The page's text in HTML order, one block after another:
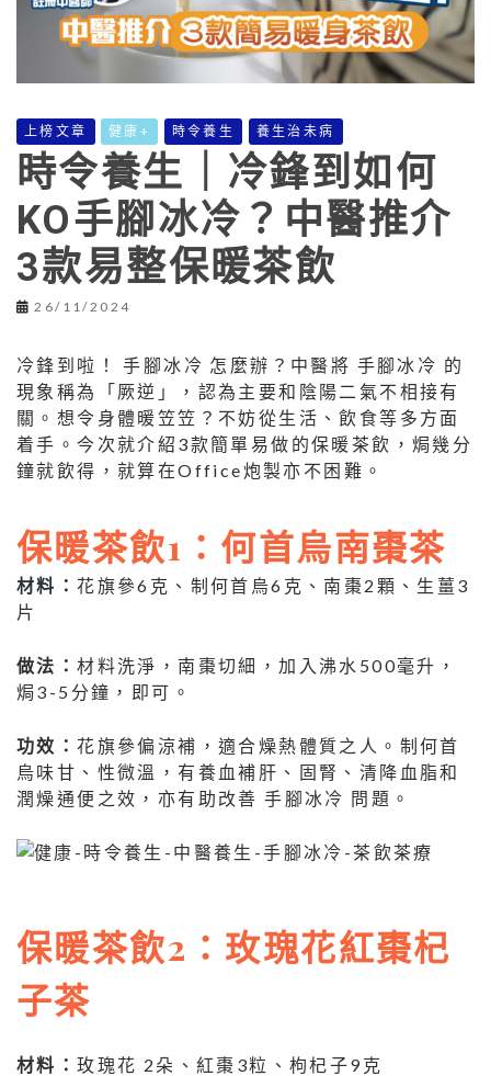
上榜文章 健康+ 時令養生 養生治未病
時令養生｜冷鋒到如何
KO手腳冰冷？中醫推介
3款易整保暖茶飲
26/11/2024
冷鋒到啦！ 手腳冰冷 怎麼辦？中醫將 手腳冰冷 的
現象稱為「厥逆」，認為主要和陰陽二氣不相接有
關。想令身體暖笠笠？不妨從生活、飲食等多方面
着手。今次就介紹3款簡單易做的保暖茶飲，焗幾分
鐘就飲得，就算在Office炮製亦不困難。
保暖茶飲1：何首烏南棗茶
材料：花旗參6克、制何首烏6克、南棗2顆、生薑3
片
做法：材料洗淨，南棗切細，加入沸水500毫升，
焗3-5分鐘，即可。
功效：花旗參偏涼補，適合燥熱體質之人。制何首
烏味甘、性微溫，有養血補肝、固腎、清降血脂和
潤燥通便之效，亦有助改善 手腳冰冷 問題。
保暖茶飲2：玫瑰花紅棗杞
子茶
材料：玫瑰花 2朵、紅棗3粒、枸杞子9克